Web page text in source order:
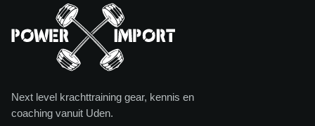
Next level krachttraining gear, kennis en
coaching vanuit Uden.